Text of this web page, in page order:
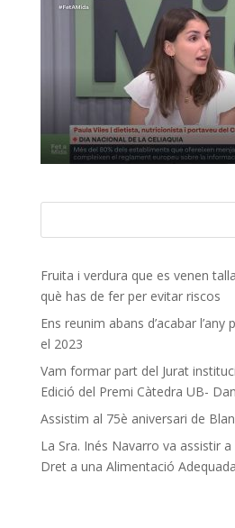
Fruita i verdura que es venen
què has de fer per evitar riscos
Ens reunim abans d’acabar
el 2023
Vam formar part del Jurat
Edició del Premi Càtedra UB-
Assistim al 75è aniversari de
La Sra. Inés Navarro va assistir
Dret a una Alimentació Adequada